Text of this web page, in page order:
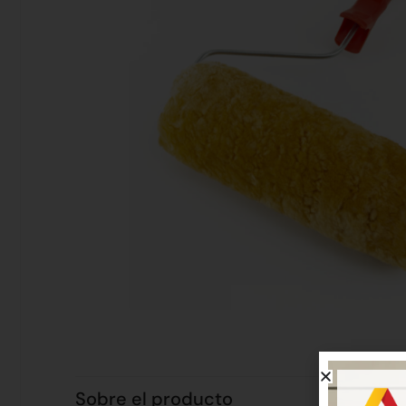
Sobre el producto